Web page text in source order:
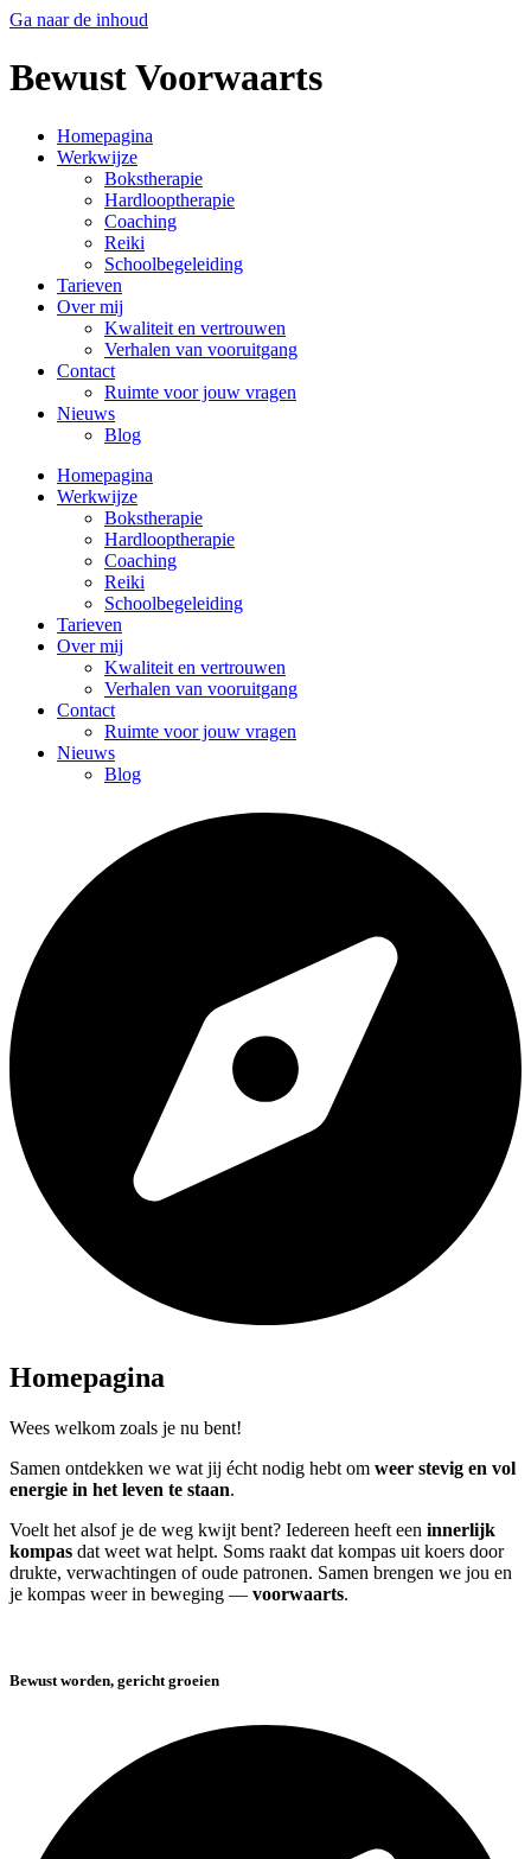
Ga naar de inhoud
Bewust Voorwaarts
Homepagina
Werkwijze
Bokstherapie
Hardlooptherapie
Coaching
Reiki
Schoolbegeleiding
Tarieven
Over mij
Kwaliteit en vertrouwen
Verhalen van vooruitgang
Contact
Ruimte voor jouw vragen
Nieuws
Blog
Homepagina
Werkwijze
Bokstherapie
Hardlooptherapie
Coaching
Reiki
Schoolbegeleiding
Tarieven
Over mij
Kwaliteit en vertrouwen
Verhalen van vooruitgang
Contact
Ruimte voor jouw vragen
Nieuws
Blog
Homepagina
Wees welkom zoals je nu bent!
Samen ontdekken we wat jij écht nodig hebt om weer stevig en vol
energie in het leven te staan.
Voelt het alsof je de weg kwijt bent? Iedereen heeft een innerlijk
kompas dat weet wat helpt. Soms raakt dat kompas uit koers door
drukte, verwachtingen of oude patronen. Samen brengen we jou en
je kompas weer in beweging — voorwaarts.
Bewust worden, gericht groeien